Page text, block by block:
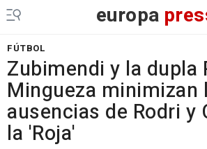
europa
FÚTBOL
Zubimendi y la dupla
Mingueza minimizan
ausencias de Rodri y
la 'Roja'